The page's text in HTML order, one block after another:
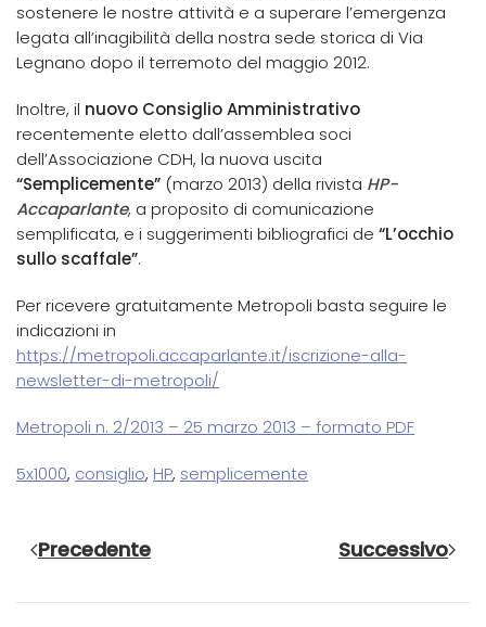
sostenere le nostre attività e a superare l’emergenza
legata all’inagibilità della nostra sede storica di Via
Legnano dopo il terremoto del maggio 2012.
Inoltre, il nuovo Consiglio Amministrativo
recentemente eletto dall’assemblea soci
dell’Associazione CDH, la nuova uscita
“Semplicemente” (marzo 2013) della rivista HP-
Accaparlante, a proposito di comunicazione
semplificata, e i suggerimenti bibliografici de “L’occhio
sullo scaffale”.
Per ricevere gratuitamente Metropoli basta seguire le
indicazioni in
https://metropoli.accaparlante.it/iscrizione-alla-
newsletter-di-metropoli/
Metropoli n. 2/2013 – 25 marzo 2013 – formato PDF
5x1000, consiglio, HP, semplicemente
Precedente Successivo